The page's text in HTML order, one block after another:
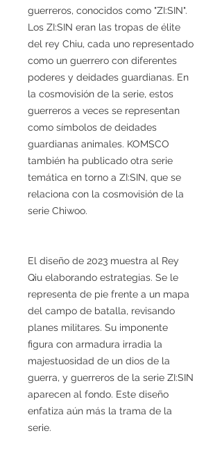
guerreros, conocidos como "ZI:SIN".
Los ZI:SIN eran las tropas de élite
del rey Chiu, cada uno representado
como un guerrero con diferentes
poderes y deidades guardianas. En
la cosmovisión de la serie, estos
guerreros a veces se representan
como símbolos de deidades
guardianas animales. KOMSCO
también ha publicado otra serie
temática en torno a ZI:SIN, que se
relaciona con la cosmovisión de la
serie Chiwoo.
El diseño de 2023 muestra al Rey
Qiu elaborando estrategias. Se le
representa de pie frente a un mapa
del campo de batalla, revisando
planes militares. Su imponente
figura con armadura irradia la
majestuosidad de un dios de la
guerra, y guerreros de la serie ZI:SIN
aparecen al fondo. Este diseño
enfatiza aún más la trama de la
serie.